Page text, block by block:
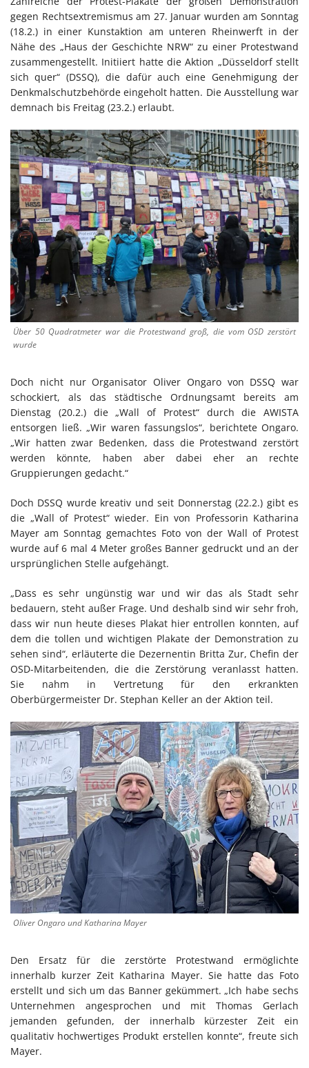
gegen Rechtsextremismus am 27. Januar wurden am Sonntag
(18.2.) in einer Kunstaktion am unteren Rheinwerft in der
Nähe des „Haus der Geschichte NRW“ zu einer Protestwand
zusammengestellt. Initiiert hatte die Aktion „Düsseldorf stellt
sich quer“ (DSSQ), die dafür auch eine Genehmigung der
Denkmalschutzbehörde eingeholt hatten. Die Ausstellung war
demnach bis Freitag (23.2.) erlaubt.
Über 50 Quadratmeter war die Protestwand groß, die vom OSD zerstört
wurde
Doch nicht nur Organisator Oliver Ongaro von DSSQ war
schockiert, als das städtische Ordnungsamt bereits am
Dienstag (20.2.) die „Wall of Protest“ durch die AWISTA
entsorgen ließ. „Wir waren fassungslos“, berichtete Ongaro.
„Wir hatten zwar Bedenken, dass die Protestwand zerstört
werden könnte, haben aber dabei eher an rechte
Gruppierungen gedacht.“
Doch DSSQ wurde kreativ und seit Donnerstag (22.2.) gibt es
die „Wall of Protest“ wieder. Ein von Professorin Katharina
Mayer am Sonntag gemachtes Foto von der Wall of Protest
wurde auf 6 mal 4 Meter großes Banner gedruckt und an der
ursprünglichen Stelle aufgehängt.
„Dass es sehr ungünstig war und wir das als Stadt sehr
bedauern, steht außer Frage. Und deshalb sind wir sehr froh,
dass wir nun heute dieses Plakat hier entrollen konnten, auf
dem die tollen und wichtigen Plakate der Demonstration zu
sehen sind“, erläuterte die Dezernentin Britta Zur, Chefin der
OSD-Mitarbeitenden, die die Zerstörung veranlasst hatten.
Sie nahm in Vertretung für den erkrankten
Oberbürgermeister Dr. Stephan Keller an der Aktion teil.
Oliver Ongaro und Katharina Mayer
Den Ersatz für die zerstörte Protestwand ermöglichte
innerhalb kurzer Zeit Katharina Mayer. Sie hatte das Foto
erstellt und sich um das Banner gekümmert. „Ich habe sechs
Unternehmen angesprochen und mit Thomas Gerlach
jemanden gefunden, der innerhalb kürzester Zeit ein
qualitativ hochwertiges Produkt erstellen konnte“, freute sich
Mayer.